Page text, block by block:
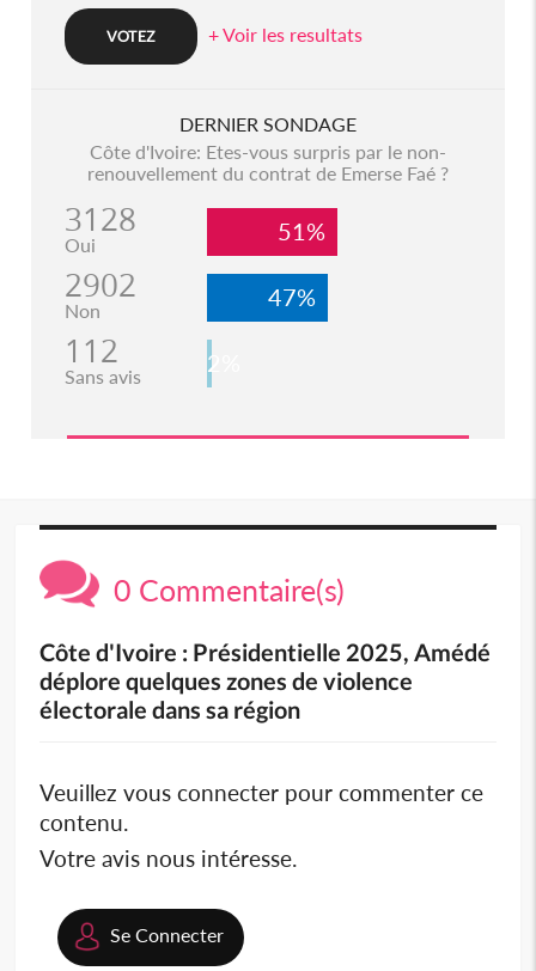
+ Voir les resultats
DERNIER SONDAGE
Côte d'Ivoire: Etes-vous surpris par le non-
renouvellement du contrat de Emerse Faé ?
3128
Oui 51%
2902
Non 47%
112
Sans avis 2%
0 Commentaire(s)
Côte d'Ivoire : Présidentielle 2025, Amédé
déplore quelques zones de violence
électorale dans sa région
Veuillez vous connecter pour commenter ce
contenu.
Votre avis nous intéresse.
Se Connecter